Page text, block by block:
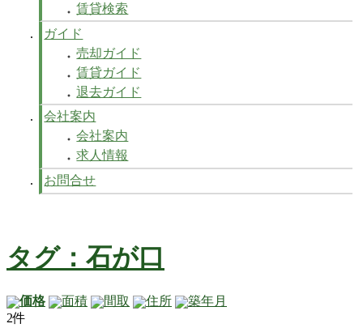
賃貸検索
ガイド
売却ガイド
賃貸ガイド
退去ガイド
会社案内
会社案内
求人情報
お問合せ
タグ：石が口
価格 面積 間取 住所 築年月
2件